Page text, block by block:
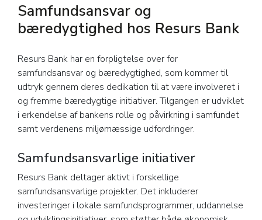
Samfundsansvar og
bæredygtighed hos Resurs Bank
Resurs Bank har en forpligtelse over for
samfundsansvar og bæredygtighed, som kommer til
udtryk gennem deres dedikation til at være involveret i
og fremme bæredygtige initiativer. Tilgangen er udviklet
i erkendelse af bankens rolle og påvirkning i samfundet
samt verdenens miljømæssige udfordringer.
Samfundsansvarlige initiativer
Resurs Bank deltager aktivt i forskellige
samfundsansvarlige projekter. Det inkluderer
investeringer i lokale samfundsprogrammer, uddannelse